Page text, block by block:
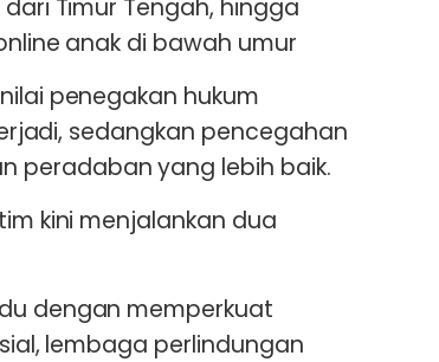
Timur Tengah, hingga
anak di bawah umur
penegakan hukum
sedangkan pencegahan
peradaban yang lebih baik.
kini menjalankan dua
dengan memperkuat
lembaga perlindungan